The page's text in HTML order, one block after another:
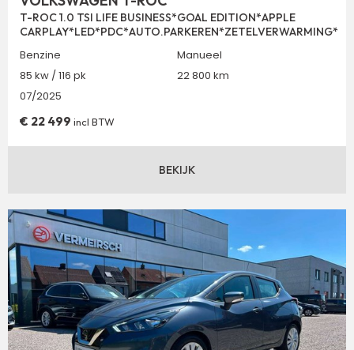
T-ROC 1.0 TSI LIFE BUSINESS*GOAL EDITION*APPLE
CARPLAY*LED*PDC*AUTO.PARKEREN*ZETELVERWARMING*
Benzine
Manueel
85 kw / 116 pk
22 800 km
07/2025
€ 22 499 incl BTW
BEKIJK